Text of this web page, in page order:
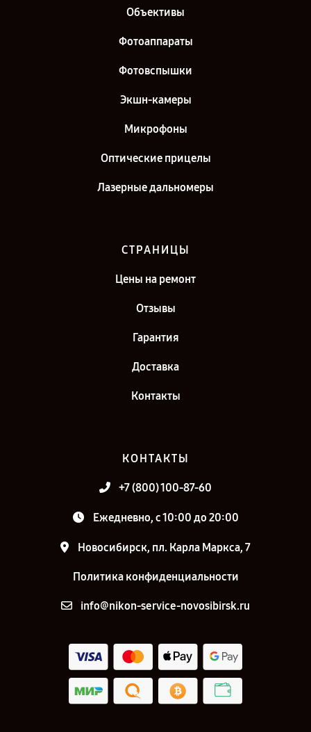
Ремонт объектива Nikon 8-15mm f/3.5-4.5E ED AF-S Fisheye Nikkor в
Ремонт объектива Nikon 8-15mm f/3.5-4.5E ED AF-S Fisheye Nikkor в
г. Санкт-Петербург
Объективы
Фотоаппараты
Фотовспышки
Экшн-камеры
Микрофоны
Оптические прицелы
Лазерные дальномеры
СТРАНИЦЫ
Цены на ремонт
Отзывы
Гарантия
Доставка
Контакты
КОНТАКТЫ
+7 (800) 100-87-60
Ежедневно, с 10:00 до 20:00
Новосибирск, пл. Карла Маркса, 7
Политика конфиденциальности
info@nikon-service-novosibirsk.ru